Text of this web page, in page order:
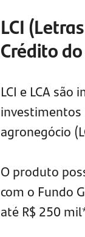
LCI
Crédito
LCI e LCA
investimentos
agronegócio
O produto
com o Fundo
até R$ 250